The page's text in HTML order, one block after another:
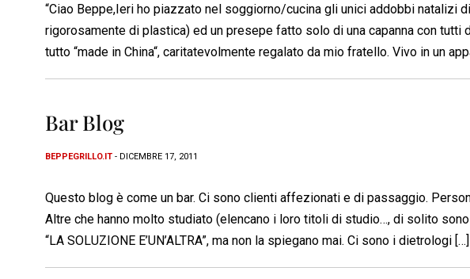
“Ciao Beppe,Ieri ho piazzato nel soggiorno/cucina gli unici addobbi natalizi
rigorosamente di plastica) ed un presepe fatto solo di una capanna con tutti
tutto “made in China“, caritatevolmente regalato da mio fratello. Vivo in un
Bar Blog
BEPPEGRILLO.IT - DICEMBRE 17, 2011
Questo blog è come un bar. Ci sono clienti affezionati e di passaggio.
Altre che hanno molto studiato (elencano i loro titoli di studio…, di solito
“LA SOLUZIONE E’UN’ALTRA”, ma non la spiegano mai. Ci sono i dietrologi […]